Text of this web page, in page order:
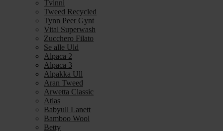
Tvinni
Tweed Recycled
Tynn Peer Gynt
Vital Superwash
Zucchero Filato
Se alle Uld
Alpaca 2
Alpaca 3
Alpakka Ull
Aran Tweed
Arwetta Classic
Atlas
Babyull Lanett
Bamboo Wool
Betty